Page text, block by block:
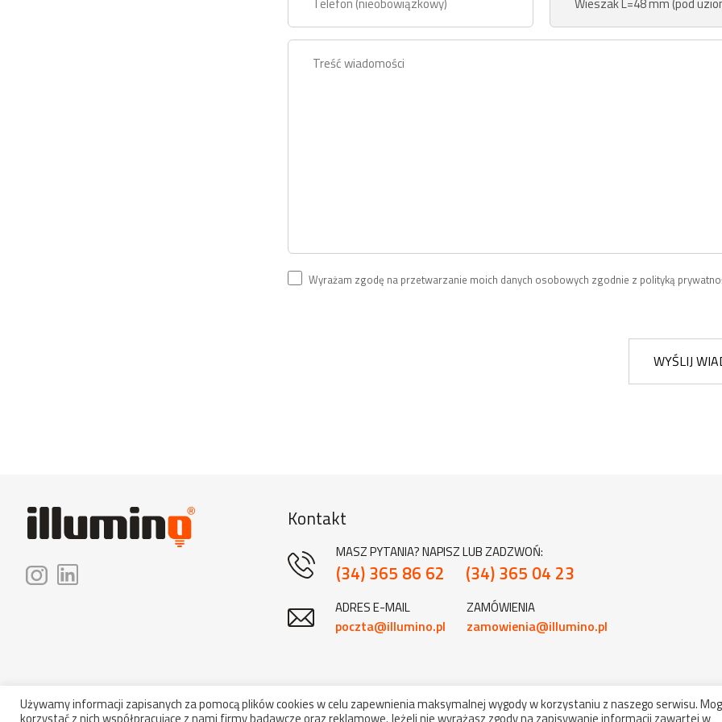
Wyrażam zgodę na przetwarzanie moich danych osobowych zgodnie z polityką
WYŚLIJ
Kontakt
MASZ PYTANIA? NAPISZ LUB ZADZWOŃ:
(34) 365 86 62 (34) 365 04 23
ADRES E-MAIL
poczta@illumino.pl
ZAMÓWIENIA
zamowienia@illumino.pl
Używamy informacji zapisanych za pomocą plików cookies w celu zapewnienia maksymalnej wygody w korzystaniu z naszego serwisu.